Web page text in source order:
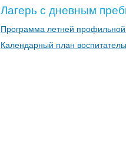
Лагерь с дневным
Программа летней
Календарный план